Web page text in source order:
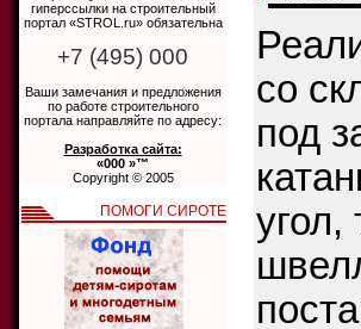
со
под
гиперссылки на строительный
портал «STROL.ru» обязательна
+7 (495) 000
Ваши замечания и предложения
по работе строительного
портала направляйте по адресу:
Разработка сайта:
«000 »™
Copyright © 2005
ПОМОГИ СИРОТЕ